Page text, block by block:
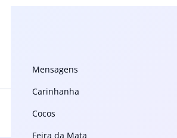
Mensagens
Carinhanha
Cocos
Feira da Mata